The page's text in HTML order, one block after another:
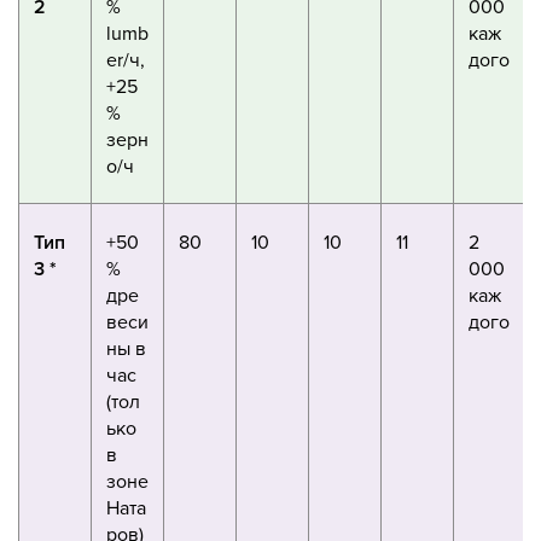
2
%
lumb
er/ч,
+25
%
зерн
о/ч
000
каж
дого
Тип
3 *
+50
%
дре
веси
ны в
час
(тол
ько
в
зоне
Ната
ров)
80 10 10 11
2
000
каж
дого